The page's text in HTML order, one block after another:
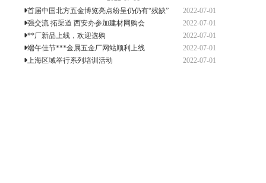
是激励和引导企业追求**，成为***企业的
有效途径。2010年**总厂将全面实施《*
首届中国北方五金博览亮点纷呈仍仍有“残缺”
2022-07-01
强交流 拓渠道 西安办参加建材网购会
2022-07-01
**厂新品上线，欢迎选购
2022-07-01
端午佳节***金属五金厂网站顺利上线
2022-07-01
上海区域举行系列培训活动
2022-07-01